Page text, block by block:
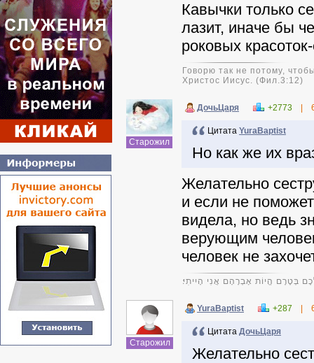
Кавычки только
лазит, иначе бы
роковых
Говорю так не потому,
Христос Иисус. (Фил.3:12)
Старожил
ДочьЦаря +2773
Цитата YuraBaptist
Но как же их
Желательно
и если не
видела, но ведь
верующим
человек не
בְּטֶרֶם הֱיוֹת אָבְרָהָם אֲנִי הָיִיתִי׃
Старожил
YuraBaptist +287
Цитата ДочьЦаря
Желательно